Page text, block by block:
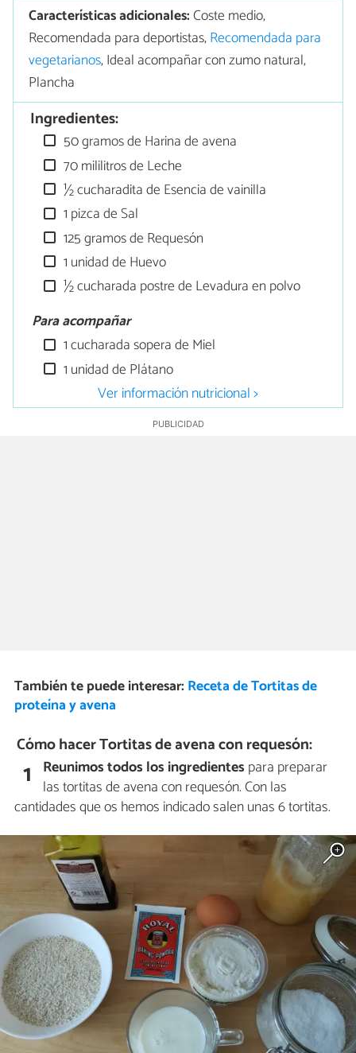
Características adicionales:Coste medio,
Recomendada para deportistas,Recomendada para
vegetarianos, Ideal acompañar con zumo natural,
Plancha
Ingredientes:
50 gramos de Harina de avena
70 mililitros de Leche
½ cucharadita de Esencia de vainilla
1 pizca de Sal
125 gramos de Requesón
1 unidad de Huevo
½ cucharada postre de Levadura en polvo
Para acompañar
1 cucharada sopera de Miel
1 unidad de Plátano
Ver información nutricional >
También te puede interesar: Receta de Tortitas de
proteína y avena
Cómo hacer Tortitas de avena con requesón:
1 Reunimos todos los ingredientes para preparar
las tortitas de avena con requesón. Con las
cantidades que os hemos indicado salen unas 6 tortitas.